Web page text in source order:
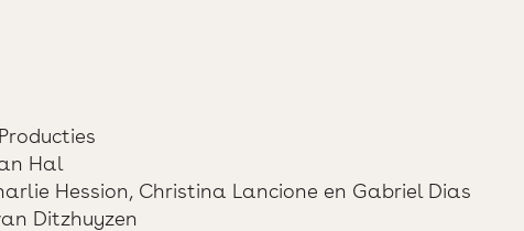
Hal
Hession, Christina Lancione en Gabriel Dias
Ditzhuyzen